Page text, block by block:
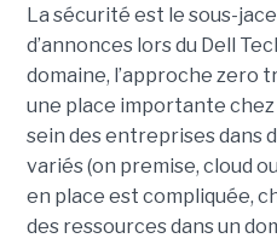
La sécurité est le sous-
d’annonces lors du Dell
domaine, l’approche zero
une place importante
sein des entreprises dans
variés (on premise, cloud
en place est compliquée,
des ressources dans un